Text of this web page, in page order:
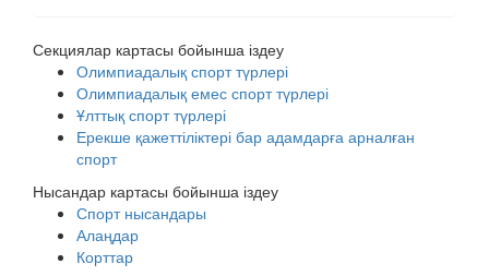
Секциялар картасы бойынша іздеу
Олимпиадалық спорт түрлері
Олимпиадалық емес спорт түрлері
Ұлттық спорт түрлері
Ерекше қажеттіліктері бар адамдарға арналған
спорт
Нысандар картасы бойынша іздеу
Спорт нысандары
Алаңдар
Корттар